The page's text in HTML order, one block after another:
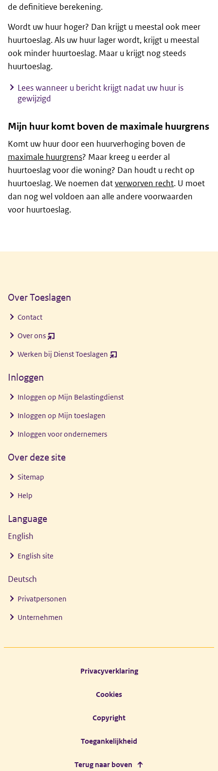
de definitieve berekening.
Wordt uw huur hoger? Dan krijgt u meestal ook meer
huurtoeslag. Als uw huur lager wordt, krijgt u meestal
ook minder huurtoeslag. Maar u krijgt nog steeds
huurtoeslag.
Lees wanneer u bericht krijgt nadat uw huur is
gewijzigd
Mijn huur komt boven de maximale huurgrens
Komt uw huur door een huurverhoging boven de
maximale huurgrens? Maar kreeg u eerder al
huurtoeslag voor die woning? Dan houdt u recht op
huurtoeslag. We noemen datverworven recht. U moet
dan nog wel voldoen aan alle andere voorwaarden
voor huurtoeslag.
Over Toeslagen
Contact
Over ons (opent
venster)
Werken bij Dienst Toeslagen (opent
Inloggen
Inloggen op Mijn Belastingdienst
Inloggen op Mijn toeslagen
Inloggen voor ondernemers
Over deze site
Sitemap
Help
Language
English
English site
Deutsch
Privatpersonen
Unternehmen
Privacyverklaring
Cookies
Copyright
Toegankelijkheid
Terug naar boven